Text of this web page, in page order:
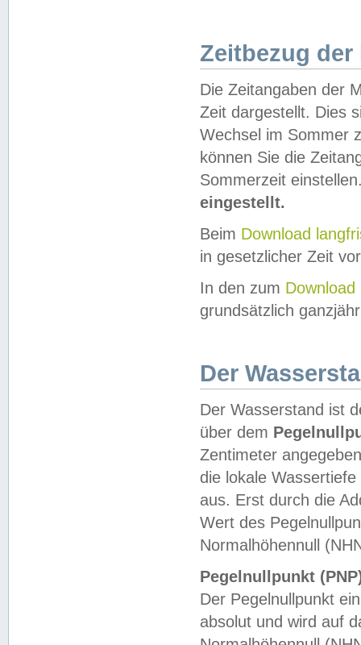
Zeitbezug der
Die Zeitangaben der
Zeit dargestellt. Dies
Wechsel im Sommer
können Sie die
Sommerzeit
eingestellt.
Beim Download
in gesetzlicher Zeit
In den zum Download
grundsätzlich
Der
Der Wasserstand ist
über dem
Zentimeter
die lokale
aus. Erst durch die
Wert des
Normalhöhennull
Pegelnullpunkt
Der Pegelnullpunkt
absolut und wird auf